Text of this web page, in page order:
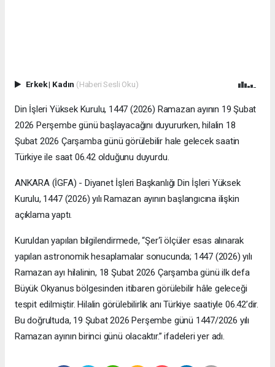
Erkek| Kadın (Haberi Sesli Oku)
Din İşleri Yüksek Kurulu, 1447 (2026) Ramazan ayının 19 Şubat
2026 Perşembe günü başlayacağını duyururken, hilalin 18
Şubat 2026 Çarşamba günü görülebilir hale gelecek saatin
Türkiye ile saat 06.42 olduğunu duyurdu.
ANKARA (İGFA) - Diyanet İşleri Başkanlığı Din İşleri Yüksek
Kurulu, 1447 (2026) yılı Ramazan ayının başlangıcına ilişkin
açıklama yaptı.
Kuruldan yapılan bilgilendirmede, “Şer‘î ölçüler esas alınarak
yapılan astronomik hesaplamalar sonucunda; 1447 (2026) yılı
Ramazan ayı hilalinin, 18 Şubat 2026 Çarşamba günü ilk defa
Büyük Okyanus bölgesinden itibaren görülebilir hâle geleceği
tespit edilmiştir. Hilalin görülebilirlik anı Türkiye saatiyle 06.42’dir.
Bu doğrultuda, 19 Şubat 2026 Perşembe günü 1447/2026 yılı
Ramazan ayının birinci günü olacaktır.” ifadeleri yer adı.